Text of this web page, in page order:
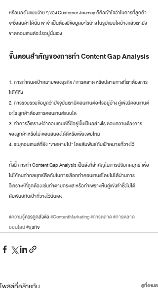
หรือมองในแบบง่าย ๆ ของ Customer Journey ก็คือเข้าใจว่าในการที่ลูกค้า
จะซื้อสินค้าได้นั้น เขาจำเป็นต้องมีข้อมูลอะไรบ้าง ในรูปแบบใดบ้าง แล้วเรายัง
ขาดคอนเทนต์อะไรอยู่นั่นเอง
ขั้นตอนสำคัญของการทำ Content Gap Analysis
1. การกำหนดเป้าหมายของธุรกิจ / การตลาด หรือปลายทางที่เราต้องการ
ไปให้ถึง
2. การรวบรวมข้อมูลว่าปัจจุบันเรามีคอนเทนต์อะไรอยู่บ้าง คู่แข่งมีคอนเทนต์
อะไร ลูกค้าต้องการคอนเทนต์แบบใด
3. ทำการวิเคราะห์ว่าคอนเทนต์ที่มีอยู่นั้นเป็นอย่างไร ตอบความต้องการ
ของลูกค้าหรือไม่ ตอบสนองได้ดีหรือเพียงพอไหม
4. ระบุคอนเทนต์ที่ยัง "ขาดหายไป" โดยสัมพันธ์กับเป้าหมายที่วางไว้
ทั้งนี้ การทำ Content Gap Analysis เป็นสิ่งที่สำคัญในการปรับกลยุทธ์ เพื่อ
ไม่ให้คนทำกลยุทธ์ติดกับในการเลือกทำคอนเทนต์โดยไม่ได้ผ่านการ
วิเคราะห์ที่ถูกต้อง เช่นทำตามกระแส หรือทำเพราะเห็นคู่แข่งทำซึ่งไม่ได้
สัมพันธ์กับเป้าที่วางไว้นั่นเอง
#ความรู้ควรถูกส่งต่อ #ContentMarketing#การตลาด#การตลาด
ออนไลน#ธุรกิจ
ดูทั้งหมด